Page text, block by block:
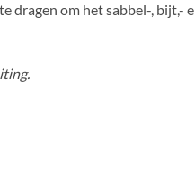
om het sabbel-, bijt,-